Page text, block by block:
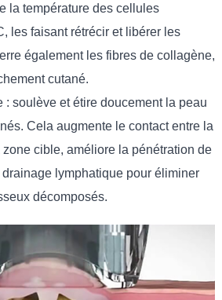
la température des cellules
les faisant rétrécir et libérer les
également les fibres de collagène,
cutané.
: soulève et étire doucement la peau
Cela augmente le contact entre la
cible, améliore la pénétration de
lymphatique pour éliminer
décomposés.